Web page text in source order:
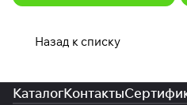
Назад к списку
КаталогКонтакты